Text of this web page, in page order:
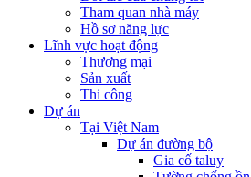
Tham quan nhà máy
Hồ sơ năng lực
Lĩnh vực hoạt động
Thương mại
Sản xuất
Thi công
Dự án
Tại Việt Nam
Dự án đường bộ
Gia cố taluy